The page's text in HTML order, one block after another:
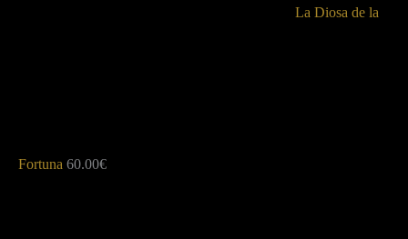
La Diosa de la
Fortuna 60.00€